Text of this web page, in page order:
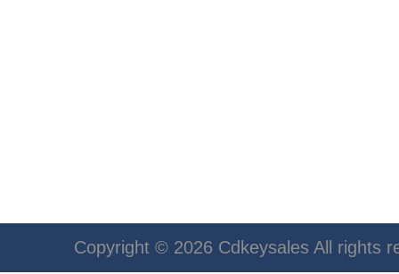
Copyright © 2026 Cdkeysales All rights